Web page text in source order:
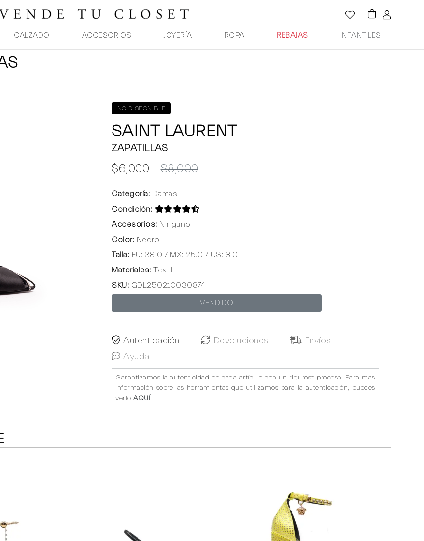
CALZADO ACCESORIOS JOYERÍA ROPA REBAJAS INFANTILES
NO DISPONIBLE
SAINT LAURENT
ZAPATILLAS
$6,000 $8,000
Categoría: Damas..
Condición:
Accesorios: Ninguno
Color: Negro
Talla: EU: 38.0 / MX: 25.0 / US: 8.0
Materiales: Textil
SKU: GDL250210030874
VENDIDO
Autenticación Devoluciones
Envíos
Ayuda
Garantizamos la autenticidad de cada artículo con un riguroso proceso. Para mas
información sobre las herramientas que utilizamos para la autenticación, puedes
verlo AQUÍ